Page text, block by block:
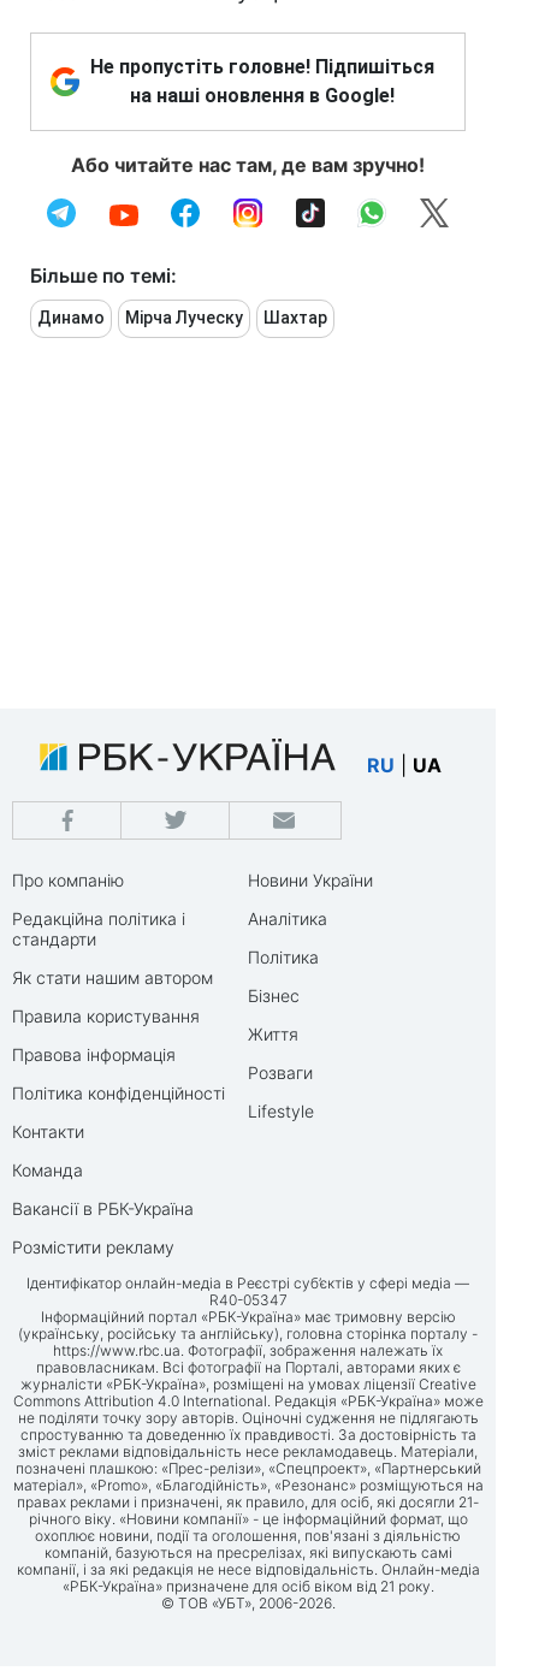
Не пропустіть головне! Підпишіться
на наші оновлення в Google!
Або читайте нас там, де вам зручно!
Більше по темі:
Динамо Мірча Луческу Шахтар
RU UA
Про компанію
Редакційна політика і
стандарти
Як стати нашим автором
Правила користування
Правова інформація
Політика конфіденційності
Контакти
Команда
Вакансії в РБК-Україна
Розмістити рекламу
Новини України
Аналітика
Політика
Бізнес
Життя
Розваги
Lifestyle
Ідентифікатор онлайн-медіа в Реєстрі суб’єктів у сфері медіа —
R40-05347
Інформаційний портал «РБК-Україна» має тримовну версію
(українську, російську та англійську), головна сторінка порталу -
https://www.rbc.ua. Фотографії, зображення належать їх
правовласникам. Всі фотографії на Порталі, авторами яких є
журналісти «РБК-Україна», розміщені на умовах ліцензії Creative
Commons Attribution 4.0 International. Редакція «РБК-Україна» може
не поділяти точку зору авторів. Оціночні судження не підлягають
спростуванню та доведенню їх правдивості. За достовірність та
зміст реклами відповідальність несе рекламодавець. Матеріали,
позначені плашкою: «Прес-релізи», «Спецпроект», «Партнерський
матеріал», «Promo», «Благодійність», «Резонанс» розміщуються на
правах реклами і призначені, як правило, для осіб, які досягли 21-
річного віку. «Новини компанії» - це інформаційний формат, що
охоплює новини, події та оголошення, пов'язані з діяльністю
компаній, базуються на пресрелізах, які випускають самі
компанії, і за які редакція не несе відповідальність. Онлайн-медіа
«РБК-Україна» призначене для осіб віком від 21 року.
© ТОВ «УБТ», 2006-2026.